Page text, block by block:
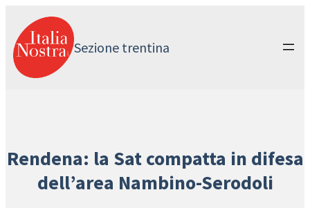
contenuto
Sezione trentina
Rendena: la Sat compatta in difesa
dell’area Nambino-Serodoli